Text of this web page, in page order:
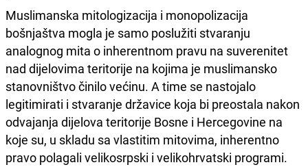
Muslimanska mitologizacija i monopolizacija
bošnjaštva mogla je samo poslužiti stvaranju
analognog mita o inherentnom pravu na suverenitet
nad dijelovima teritorije na kojima je muslimansko
stanovništvo činilo većinu. A time se nastojalo
legitimirati i stvaranje državice koja bi preostala nakon
odvajanja dijelova teritorije Bosne i Hercegovine na
koje su, u skladu sa vlastitim mitovima, inherentno
pravo polagali velikosrpski i velikohrvatski programi.